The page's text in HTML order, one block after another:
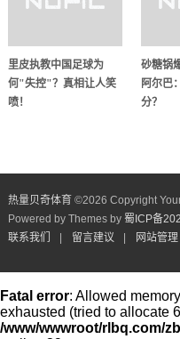
里皮执教中国足球为
何"失控"？真相让人笑
喷！
砂糖锅
阿尔巴
分？
热量贝奇体育 ©2026 Copyright
Powered by Themes by 蜀ICP备
联系我们
留言建议 网站管理
Fatal error: Allowed
exhausted (tried to allocate
/www/wwwroot/rlbq.com/